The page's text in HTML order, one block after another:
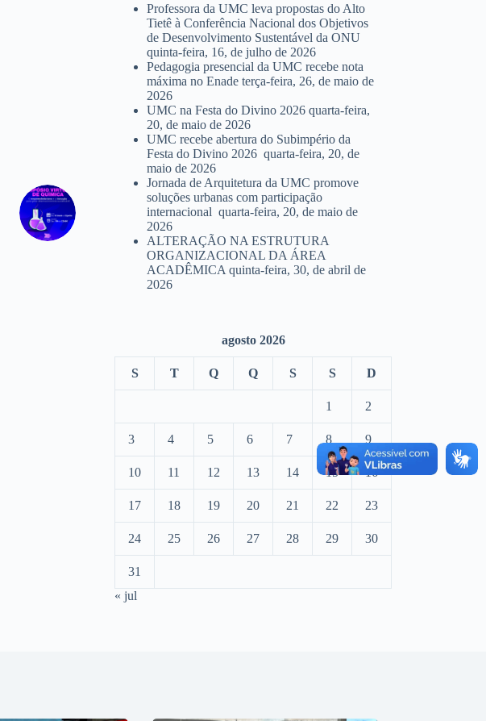
Professora da UMC leva propostas do Alto
Tietê à Conferência Nacional dos Objetivos
de Desenvolvimento Sustentável da ONU
quinta-feira, 16, de julho de 2026
Pedagogia presencial da UMC recebe nota
máxima no Enade terça-feira, 26, de maio de
2026
UMC na Festa do Divino 2026 quarta-feira,
20, de maio de 2026
UMC recebe abertura do Subimpério da
Festa do Divino 2026 quarta-feira, 20, de
maio de 2026
Jornada de Arquitetura da UMC promove
soluções urbanas com participação
internacional quarta-feira, 20, de maio de
2026
ALTERAÇÃO NA ESTRUTURA
ORGANIZACIONAL DA ÁREA
ACADÊMICA quinta-feira, 30, de abril de
2026
agosto 2026
S T Q Q S S D
1 2
3 4 5 6 7 8 9
10 11 12 13 14 15 16
17 18 19 20 21 22 23
24 25 26 27 28 29 30
31
« jul